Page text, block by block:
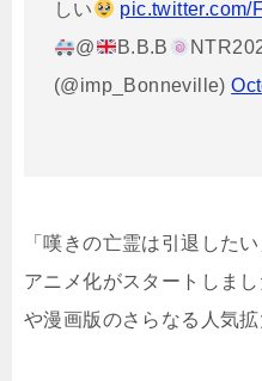
しい
pic.twitter.com/
@
B.B.B
(@imp_Bonneville)
「嘆きの亡霊は引退した
アニメ化がスタートしま
や漫画版のさらなる人気拡